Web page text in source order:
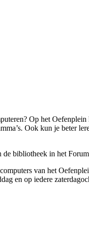
Op het
Ook kun je beter
bibliotheek in het
van het
en op iedere